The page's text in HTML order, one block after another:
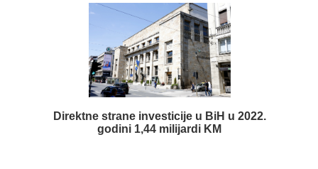
Direktne strane investicije u BiH u 2022.
godini 1,44 milijardi KM